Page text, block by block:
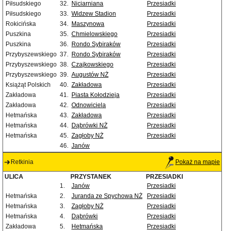
Piłsudskiego
32. Niciarniana
Przesiadki
Piłsudskiego
33. Widzew Stadion
Przesiadki
Rokicińska
34. Maszynowa
Przesiadki
Puszkina
35. Chmielowskiego
Przesiadki
Puszkina
36. Rondo Sybiraków
Przesiadki
Przybyszewskiego 37. Rondo Sybiraków
Przesiadki
Przybyszewskiego 38. Czajkowskiego
Przesiadki
Przybyszewskiego 39. Augustów NŻ
Przesiadki
Książąt Polskich
40. Zakładowa
Przesiadki
Zakładowa
41. Piasta Kołodzieja
Przesiadki
Zakładowa
42. Odnowiciela
Przesiadki
Hetmańska
43. Zakładowa
Przesiadki
Hetmańska
44. Dąbrówki NŻ
Przesiadki
Hetmańska
45. Zagłoby NŻ
Przesiadki
46. Janów
Retkinia Pokaż na mapie
ULICA PRZYSTANEK
PRZESIADKI
1.
Janów
Przesiadki
Hetmańska
2. Juranda ze Spychowa NŻ
Przesiadki
Hetmańska
3. Zagłoby NŻ
Przesiadki
Hetmańska
4. Dąbrówki
Przesiadki
Zakładowa
5. Hetmańska
Przesiadki